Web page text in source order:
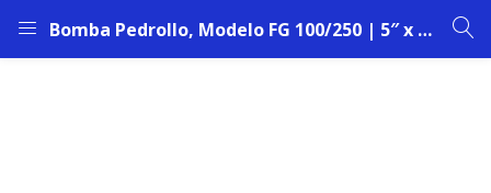
Bomba Pedrollo, Modelo FG 100/250 | 5″ x 4” | 100 HP | 2900 RPM | Curva (A)